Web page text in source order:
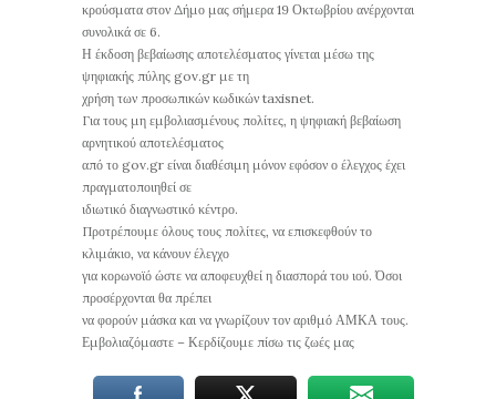
κρούσματα στον Δήμο μας σήμερα 19 Οκτωβρίου ανέρχονται
συνολικά σε 6.
Η έκδοση βεβαίωσης αποτελέσματος γίνεται μέσω της
ψηφιακής πύλης gov.gr με τη
χρήση των προσωπικών κωδικών taxisnet.
Για τους μη εμβολιασμένους πολίτες, η ψηφιακή βεβαίωση
αρνητικού αποτελέσματος
από το gov.gr είναι διαθέσιμη μόνον εφόσον ο έλεγχος έχει
πραγματοποιηθεί σε
ιδιωτικό διαγνωστικό κέντρο.
Προτρέπουμε όλους τους πολίτες, να επισκεφθούν το
κλιμάκιο, να κάνουν έλεγχο
για κορωνοϊό ώστε να αποφευχθεί η διασπορά του ιού. Όσοι
προσέρχονται θα πρέπει
να φορούν μάσκα και να γνωρίζουν τον αριθμό ΑΜΚΑ τους.
Εμβολιαζόμαστε – Κερδίζουμε πίσω τις ζωές μας